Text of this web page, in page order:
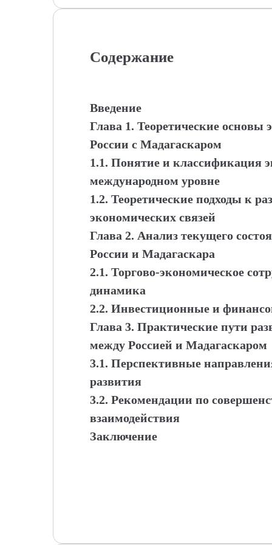
Содержание
Введение
Глава 1. Теоретические
России с Мадагаскаром
1.1. Понятие и классификация
международном уровне
1.2. Теоретические подходы к
экономических связей
Глава 2. Анализ текущего
России и Мадагаскара
2.1. Торгово-экономическое
динамика
2.2. Инвестиционные и
Глава 3. Практические пути
между Россией и Мадагаскаром
3.1. Перспективные
развития
3.2. Рекомендации по
взаимодействия
Заключение